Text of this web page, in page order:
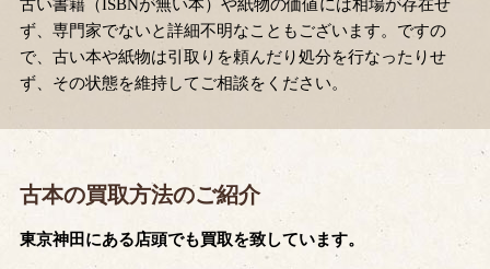
古い書籍（ISBNが無い本）や紙物の価値には相場が存在せ
ず、専門家でないと詳細不明なこともございます。ですの
で、古い本や紙物は引取りを頼んだり処分を行なったりせ
ず、その状態を維持してご相談をください。
古本の買取方法のご紹介
東京神田にある店頭でも買取を致しています。